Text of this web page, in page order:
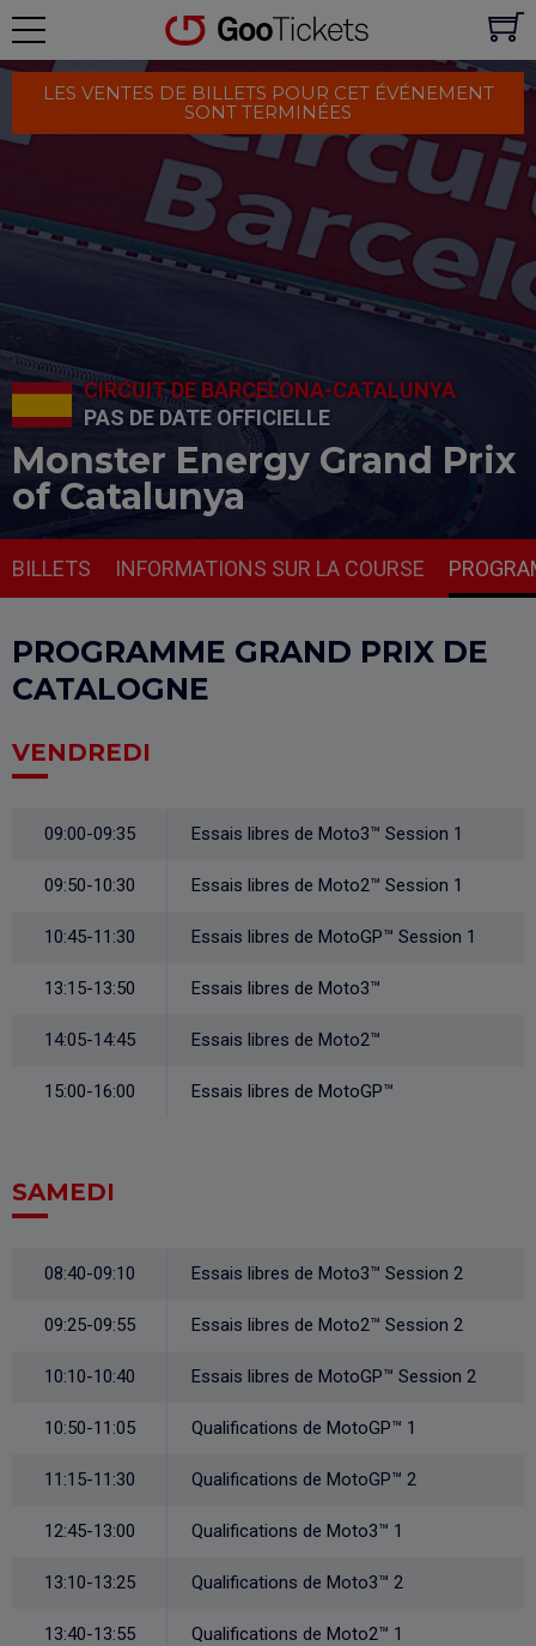
CIRCUIT DE BARCELONA-CATALUNYA
PAS DE DATE OFFICIELLE
Monster Energy Grand Prix
of Catalunya
LES VENTES DE BILLETS POUR CET ÉVÉNEMENT
SONT TERMINÉES
BILLETS INFORMATIONS SUR LA COURSE
PROGRAMME GRAND PRIX DE
CATALOGNE
VENDREDI
09:00-09:35 Essais libres de Moto3™ Session 1
09:50-10:30 Essais libres de Moto2™ Session 1
10:45-11:30 Essais libres de MotoGP™ Session 1
13:15-13:50 Essais libres de Moto3™
14:05-14:45 Essais libres de Moto2™
15:00-16:00 Essais libres de MotoGP™
SAMEDI
08:40-09:10 Essais libres de Moto3™ Session 2
09:25-09:55 Essais libres de Moto2™ Session 2
10:10-10:40 Essais libres de MotoGP™ Session 2
10:50-11:05 Qualifications de MotoGP™ 1
11:15-11:30 Qualifications de MotoGP™ 2
12:45-13:00 Qualifications de Moto3™ 1
13:10-13:25 Qualifications de Moto3™ 2
13:40-13:55 Qualifications de Moto2™ 1